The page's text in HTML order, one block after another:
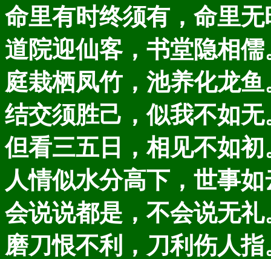
命里有时终须有，命里
道院迎仙客，书堂隐相儒
庭栽栖凤竹，池养化龙鱼
结交须胜己，似我不如无
但看三五日，相见不如初
人情似水分高下，世事
会说说都是，不会说无礼
磨刀恨不利，刀利伤人指